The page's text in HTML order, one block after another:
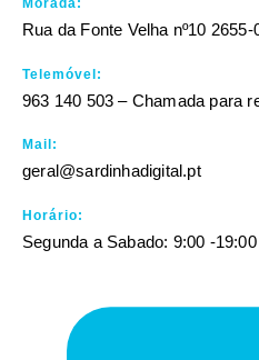
Morada:
Rua da Fonte Velha nº10
Telemóvel:
963 140 503 – Chamada para
Mail:
geral@sardinhadigital.pt
Horário:
Segunda a Sabado: 9:00 -19:00